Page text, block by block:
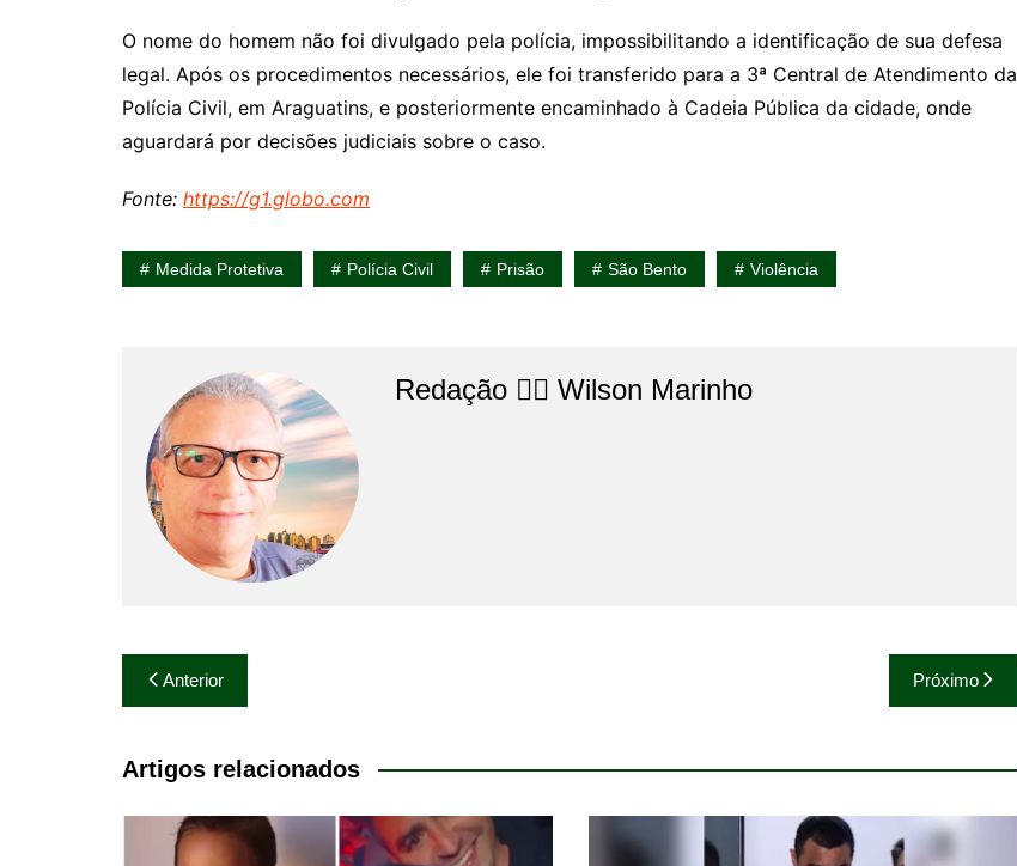
O nome do homem não foi divulgado pela polícia, impossibilitando a identificação de sua defesa
legal. Após os procedimentos necessários, ele foi transferido para a 3ª Central de Atendimento da
Polícia Civil, em Araguatins, e posteriormente encaminhado à Cadeia Pública da cidade, onde
aguardará por decisões judiciais sobre o caso.
Fonte: https://g1.globo.com
Medida Protetiva Polícia Civil Prisão São Bento Violência
Redação 👨‍⚖️​ Wilson Marinho
Navegação
de
Post
Anterior Próximo
Artigos relacionados